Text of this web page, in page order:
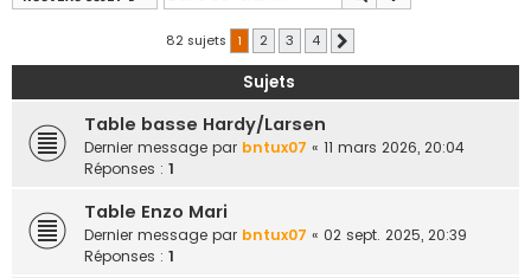
82 sujets 1 2 3 4
Sujets
Table basse Hardy/Larsen
Dernier message par bntux07 « 11 mars 2026, 20:04
Réponses : 1
Table Enzo Mari
Dernier message par bntux07 « 02 sept. 2025, 20:39
Réponses : 1